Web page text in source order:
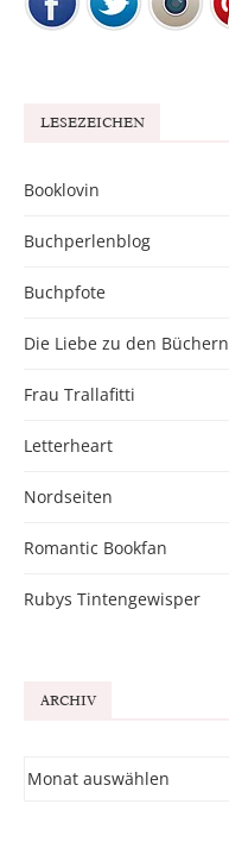
LESEZEICHEN
Booklovin
Buchperlenblog
Buchpfote
Die Liebe zu den Büchern
Frau Trallafitti
Letterheart
Nordseiten
Romantic Bookfan
Rubys Tintengewisper
ARCHIV